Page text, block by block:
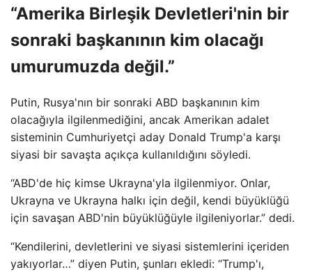
“Amerika Birleşik Devletleri'nin bir
sonraki başkanının kim olacağı
umurumuzda değil.”
Putin, Rusya'nın bir sonraki ABD başkanının kim
olacağıyla ilgilenmediğini, ancak Amerikan adalet
sisteminin Cumhuriyetçi aday Donald Trump'a karşı
siyasi bir savaşta açıkça kullanıldığını söyledi.
“ABD'de hiç kimse Ukrayna'yla ilgilenmiyor. Onlar,
Ukrayna ve Ukrayna halkı için değil, kendi büyüklüğü
için savaşan ABD'nin büyüklüğüyle ilgileniyorlar.” dedi.
“Kendilerini, devletlerini ve siyasi sistemlerini içeriden
yakıyorlar…” diyen Putin, şunları ekledi: “Trump'ı,